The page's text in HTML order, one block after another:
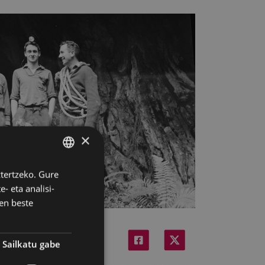
BASQUE
SPANISH
×
Gure
eta analisi-
beste
Sailkatu gabe